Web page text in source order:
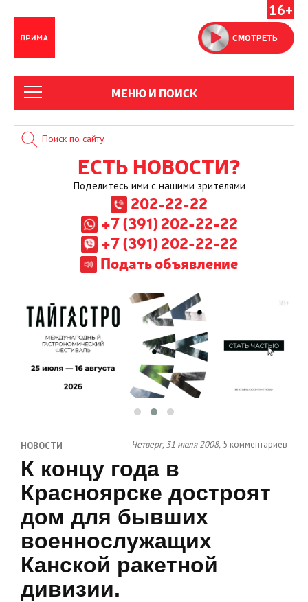
16+
СМОТРЕТЬ
МЕНЮ И ПОИСК
ЕСТЬ НОВОСТИ?
Поделитесь ими с нашими зрителями
202-22-22
+7 (391) 202-22-22
+7 (391) 202-22-22
Подать объявление
НОВОСТИ Четверг, 31 июля 2008, 5 комментариев
К концу года в
Красноярске достроят
дом для бывших
военнослужащих
Канской ракетной
дивизии.